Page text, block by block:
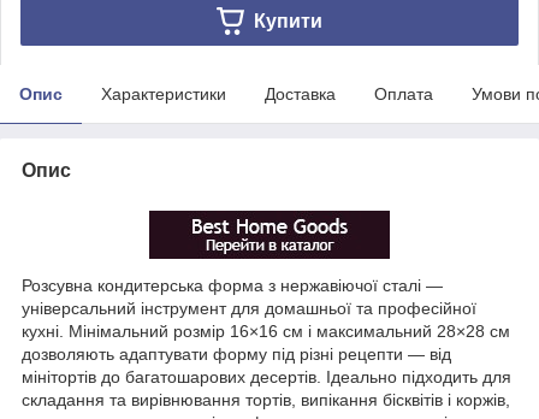
Купити
Опис Характеристики Доставка Оплата Умови
Опис
Розсувна кондитерська форма з нержавіючої сталі —
універсальний інструмент для домашньої та професійної
кухні. Мінімальний розмір 16×16 см і максимальний 28×28 см
дозволяють адаптувати форму під різні рецепти — від
мінітортів до багатошарових десертів. Ідеально підходить для
складання та вирівнювання тортів, випікання бісквітів і коржів,